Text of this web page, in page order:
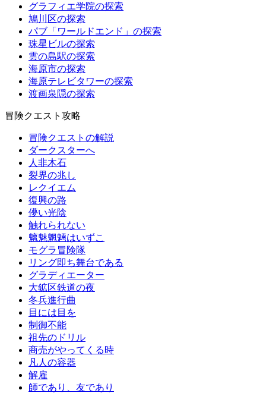
グラフィエ学院の探索
鳩川区の探索
パブ「ワールドエンド」の探索
珠星ビルの探索
雲の島駅の探索
海原市の探索
海原テレビタワーの探索
渡画泉隠の探索
冒険クエスト攻略
冒険クエストの解説
ダークスターへ
人非木石
裂界の兆し
レクイエム
復興の路
儚い光陰
触れられない
魑魅魍魎はいずこ
モグラ冒険隊
リング即ち舞台である
グラディエーター
大鉱区鉄道の夜
冬兵進行曲
目には目を
制御不能
祖先のドリル
商売がやってくる時
凡人の容器
解雇
師であり、友であり